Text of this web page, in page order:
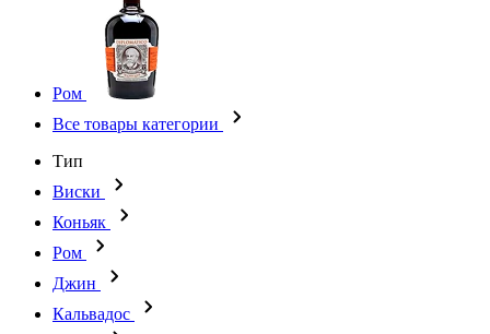
Ром
Все товары категории
Тип
Виски
Коньяк
Ром
Джин
Кальвадос